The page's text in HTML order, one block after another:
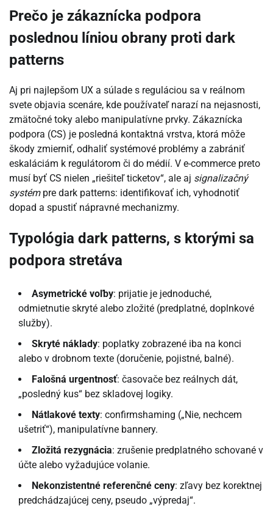
Prečo je zákaznícka podpora
poslednou líniou obrany proti dark
patterns
Aj pri najlepšom UX a súlade s reguláciou sa v reálnom
svete objavia scenáre, kde používateľ narazí na nejasnosti,
zmätočné toky alebo manipulatívne prvky. Zákaznícka
podpora (CS) je posledná kontaktná vrstva, ktorá môže
škody zmierniť, odhaliť systémové problémy a zabrániť
eskaláciám k regulátorom či do médií. V e-commerce preto
musí byť CS nielen „riešiteľ ticketov“, ale aj signalizačný
systémpre dark patterns: identifikovať ich, vyhodnotiť
dopad a spustiť nápravné mechanizmy.
Typológia dark patterns, s ktorými sa
podpora stretáva
Asymetrické voľby: prijatie je jednoduché,
odmietnutie skryté alebo zložité (predplatné, doplnkové
služby).
Skryté náklady: poplatky zobrazené iba na konci
alebo v drobnom texte (doručenie, pojistné, balné).
Falošná urgentnosť: časovače bez reálnych dát,
„posledný kus“ bez skladovej logiky.
Nátlakové texty: confirmshaming („Nie, nechcem
ušetriť“), manipulatívne bannery.
Zložitá rezygnácia: zrušenie predplatného schované v
účte alebo vyžadujúce volanie.
Nekonzistentné referenčné ceny: zľavy bez korektnej
predchádzajúcej ceny, pseudo „výpredaj“.